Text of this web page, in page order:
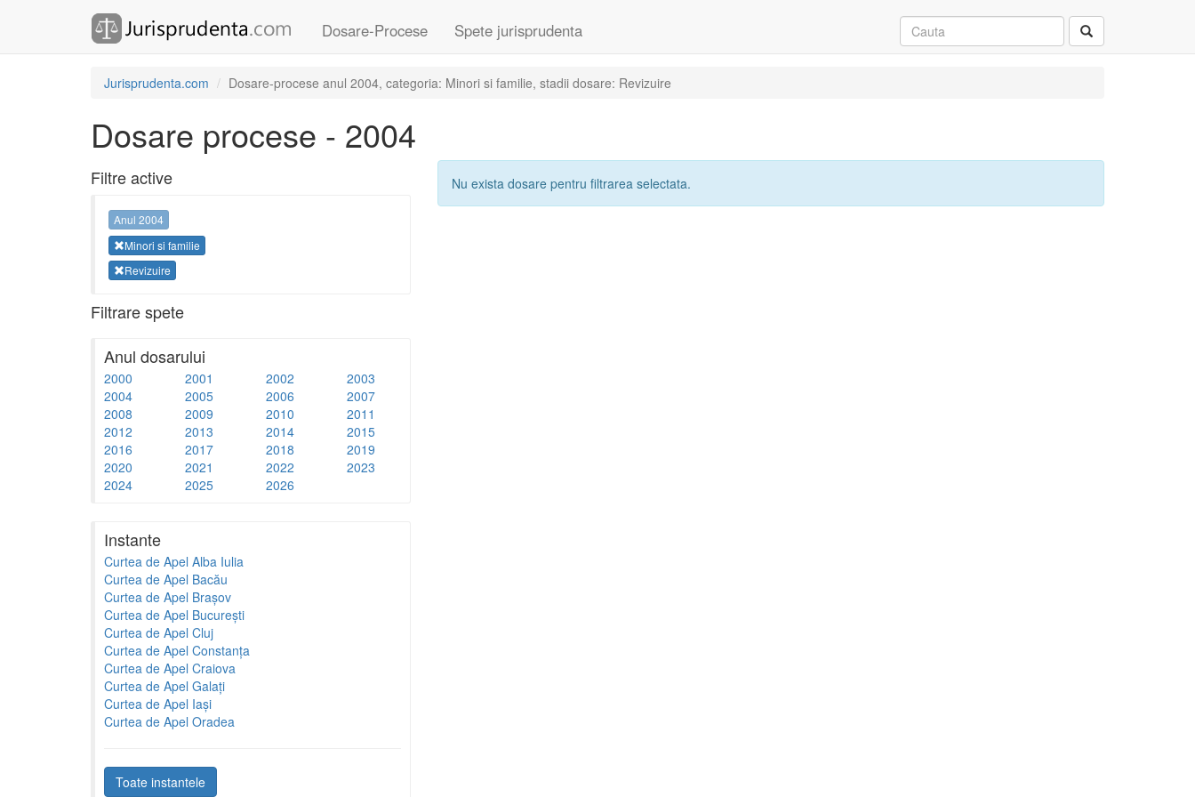
Dosare-Procese Spete jurisprudenta
Jurisprudenta.com Dosare-procese anul 2004, categoria: Minori si familie, stadii dosare: Revizuire
Dosare procese - 2004
Filtre active
Anul 2004
Minori si familie
Revizuire
Filtrare spete
Anul dosarului
2000 2001 2002
2003
2004
2005 2006
2007
2008
2009 2010
2011
2012
2013 2014
2015
2016
2017 2018
2019
2020
2021 2022
2023
2024
2025 2026
Instante
Curtea de Apel Alba Iulia
Curtea de Apel Bacău
Curtea de Apel Brașov
Curtea de Apel București
Curtea de Apel Cluj
Curtea de Apel Constanța
Curtea de Apel Craiova
Curtea de Apel Galați
Curtea de Apel Iași
Curtea de Apel Oradea
Toate instantele
Nu exista dosare pentru filtrarea selectata.